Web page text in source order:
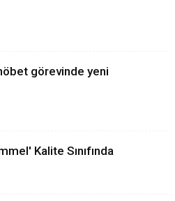
görevinde yeni
Kalite Sınıfında